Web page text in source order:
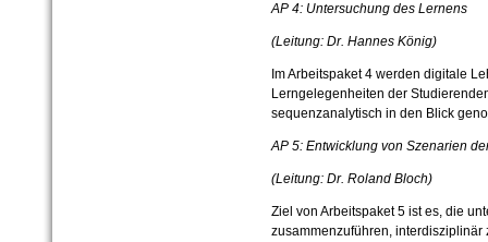
AP 4: Untersuchung des Lernens
(Leitung: Dr. Hannes König)
Im Arbeitspaket 4 werden digitale
Lerngelegenheiten der
sequenzanalytisch in den Blick
AP 5: Entwicklung von Szenarien
(Leitung: Dr. Roland Bloch)
Ziel von Arbeitspaket 5 ist es, die
zusammenzuführen,